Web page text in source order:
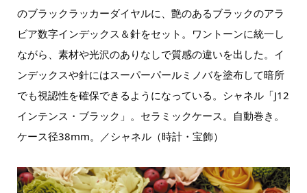
のブラックラッカーダイヤルに、艶のあるブラックのアラ
ビア数字インデックス＆針をセット。ワントーンに統一し
ながら、素材や光沢のありなしで質感の違いを出した。イ
ンデックスや針にはスーパーパールミノバを塗布して暗所
でも視認性を確保できるようになっている。シャネル「J12
インテンス・ブラック」。セラミックケース。自動巻き。
ケース径38mm。／シャネル（時計・宝飾）